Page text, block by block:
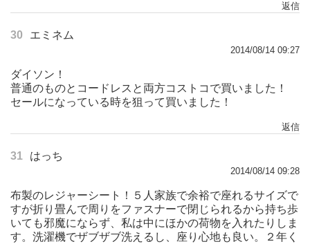
返信
30 エミネム
2014/08/14 09:27
ダイソン！
普通のものとコードレスと両方コストコで買いました！
セールになっている時を狙って買いました！
返信
31 はっち
2014/08/14 09:28
布製のレジャーシート！５人家族で余裕で座れるサイズで
すが折り畳んで周りをファスナーで閉じられるから持ち歩
いても邪魔にならず、私は中にほかの荷物を入れたりしま
す。洗濯機でザブザブ洗えるし、座り心地も良い。２年く